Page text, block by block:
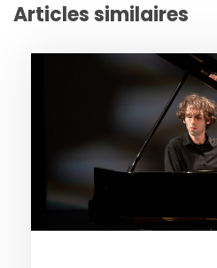
Articles similaires